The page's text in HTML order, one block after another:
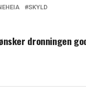
SKYLD
dronningen